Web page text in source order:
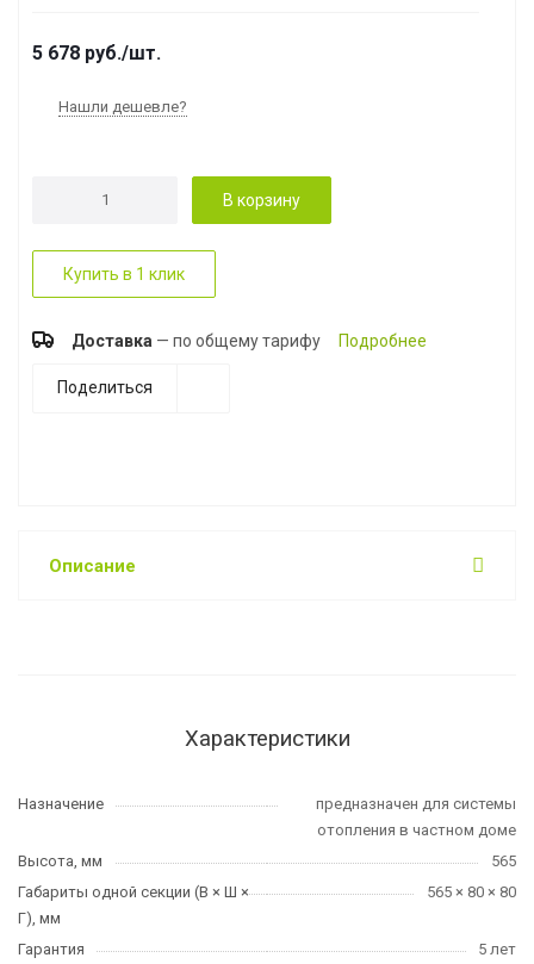
5 678 руб./шт.
Нашли дешевле?
В корзину
Купить в 1 клик
Доставка — по общему тарифу Подробнее
Поделиться
Описание
Характеристики
Назначение
предназначен для системы
отопления в частном доме
Высота, мм
565
Габариты одной секции (В × Ш ×
Г), мм
565 × 80 × 80
Гарантия
5 лет